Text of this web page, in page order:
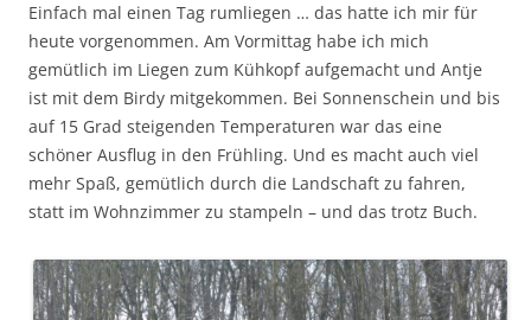
Einfach mal einen Tag rumliegen … das hatte ich mir für
heute vorgenommen. Am Vormittag habe ich mich
gemütlich im Liegen zum Kühkopf aufgemacht und Antje
ist mit dem Birdy mitgekommen. Bei Sonnenschein und bis
auf 15 Grad steigenden Temperaturen war das eine
schöner Ausflug in den Frühling. Und es macht auch viel
mehr Spaß, gemütlich durch die Landschaft zu fahren,
statt im Wohnzimmer zu stampeln – und das trotz Buch.